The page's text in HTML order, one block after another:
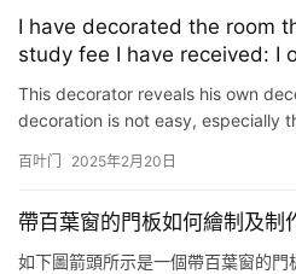
I have decorated the room
study fee I have received: I
14 major decorations after
40,000 more
This decorator reveals his own
decoration is not easy, especially
unfa…
百叶门 2025年2月20日
帶百葉窗的門板如何繪制及制
如下圖箭頭所示是一個帶百葉窗的